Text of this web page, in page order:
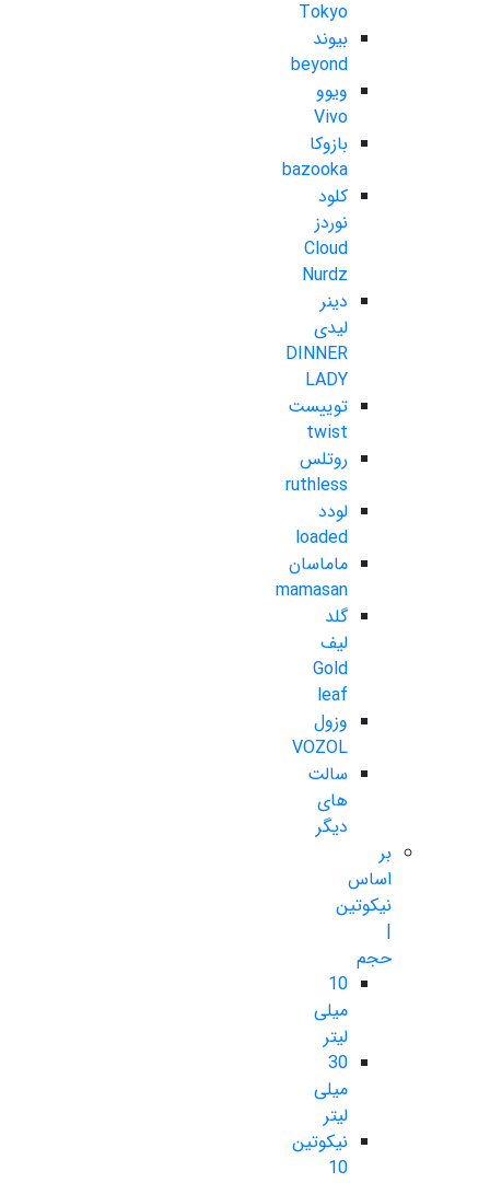
Tokyo
بیوند
beyond
ویوو
Vivo
بازوکا
bazooka
کلود
نوردز
Cloud
Nurdz
دینر
لیدی
DINNER
LADY
توییست
twist
روتلس
ruthless
لودد
loaded
ماماسان
mamasan
گلد
لیف
Gold
leaf
وزول
VOZOL
سالت
های
دیگر
بر
اساس
نیکوتین
|
حجم
10
میلی
لیتر
30
میلی
لیتر
نیکوتین
10